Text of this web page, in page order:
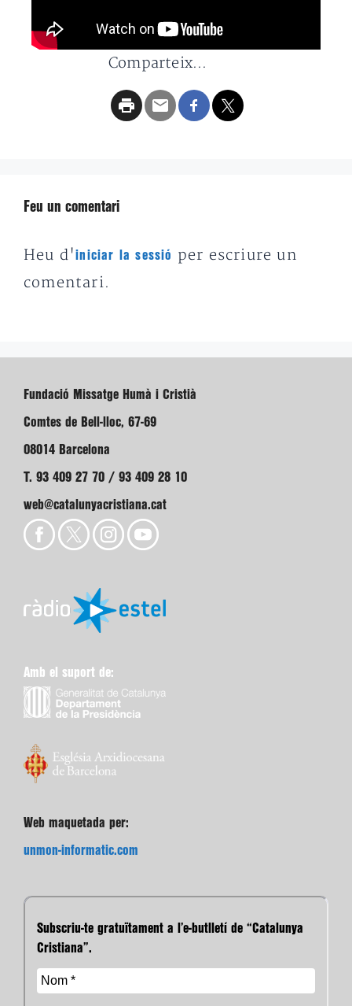
Comparteix...
Feu un comentari
Heu d'iniciar la sessió
per escriure un
comentari.
Fundació Missatge Humà i Cristià
Comtes de Bell-lloc, 67-69
08014 Barcelona
T. 93 409 27 70 / 93 409 28 10
web@catalunyacristiana.cat
Amb el suport de:
Web maquetada per:
unmon-informatic.com
Subscriu-te gratuïtament a l’e-butlletí de “Catalunya
Cristiana”.